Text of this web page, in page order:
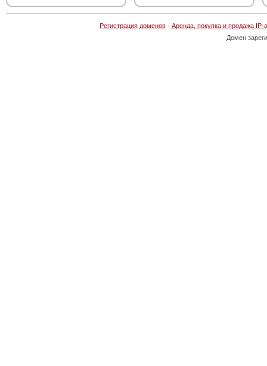
Регистрация доменов· Аренда, покупка и продажа IP-
Домен